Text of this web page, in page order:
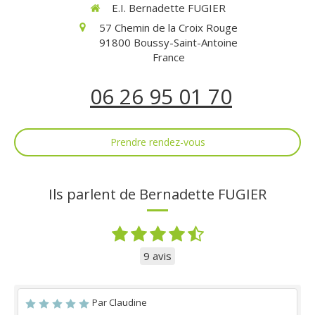
E.I. Bernadette FUGIER
57 Chemin de la Croix Rouge
91800 Boussy-Saint-Antoine
France
06 26 95 01 70
Prendre rendez-vous
Ils parlent de Bernadette FUGIER
9 avis
Par Claudine